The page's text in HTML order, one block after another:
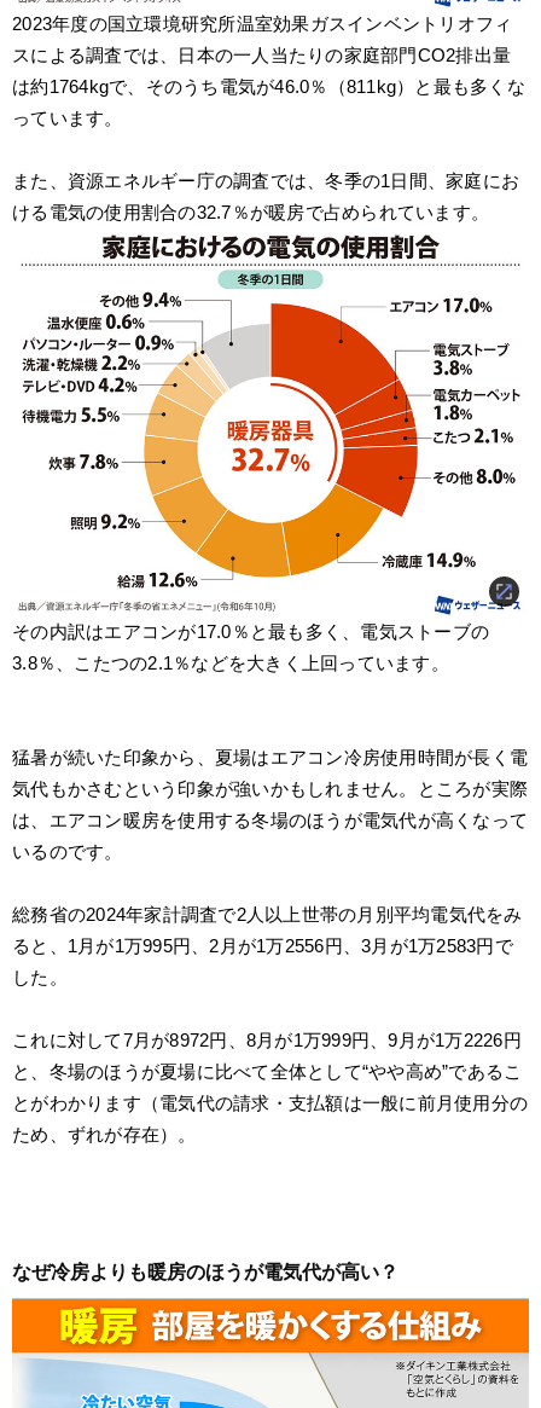
2023年度の国⽴環境研究所温室効果ガスインベントリオフィ
スによる調査では、日本の一人当たりの家庭部門CO2排出量
は約1764kgで、そのうち電気が46.0％（811kg）と最も多くな
っています。
また、資源エネルギー庁の調査では、冬季の1日間、家庭にお
ける電気の使用割合の32.7％が暖房で占められています。
その内訳はエアコンが17.0％と最も多く、電気ストーブの
3.8％、こたつの2.1％などを大きく上回っています。
猛暑が続いた印象から、夏場はエアコン冷房使用時間が長く電
気代もかさむという印象が強いかもしれません。ところが実際
は、エアコン暖房を使用する冬場のほうが電気代が高くなって
いるのです。
総務省の2024年家計調査で2人以上世帯の月別平均電気代をみ
ると、1月が1万995円、2月が1万2556円、3月が1万2583円で
した。
これに対して7月が8972円、8月が1万999円、9月が1万2226円
と、冬場のほうが夏場に比べて全体として“やや高め”であるこ
とがわかります（電気代の請求・支払額は一般に前月使用分の
ため、ずれが存在）。
なぜ冷房よりも暖房のほうが電気代が高い？